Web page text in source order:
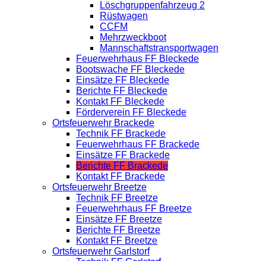
Löschgruppenfahrzeug 2
Rüstwagen
CCFM
Mehrzweckboot
Mannschaftstransportwagen
Feuerwehrhaus FF Bleckede
Bootswache FF Bleckede
Einsätze FF Bleckede
Berichte FF Bleckede
Kontakt FF Bleckede
Förderverein FF Bleckede
Ortsfeuerwehr Brackede
Technik FF Brackede
Feuerwehrhaus FF Brackede
Einsätze FF Brackede
Berichte FF Brackede
Kontakt FF Brackede
Ortsfeuerwehr Breetze
Technik FF Breetze
Feuerwehrhaus FF Breetze
Einsätze FF Breetze
Berichte FF Breetze
Kontakt FF Breetze
Ortsfeuerwehr Garlstorf